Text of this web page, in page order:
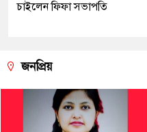
চাইলেন ফিফা সভাপতি
জনপ্রিয়